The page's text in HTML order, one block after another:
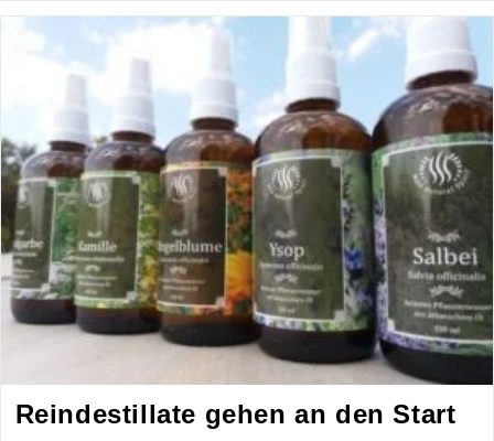
Reindestillate gehen an den Start